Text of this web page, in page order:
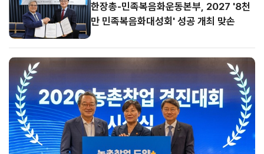
한장총-민족복음화운동본부, 2027 '8천
만 민족복음화대성회' 성공 개최 맞손